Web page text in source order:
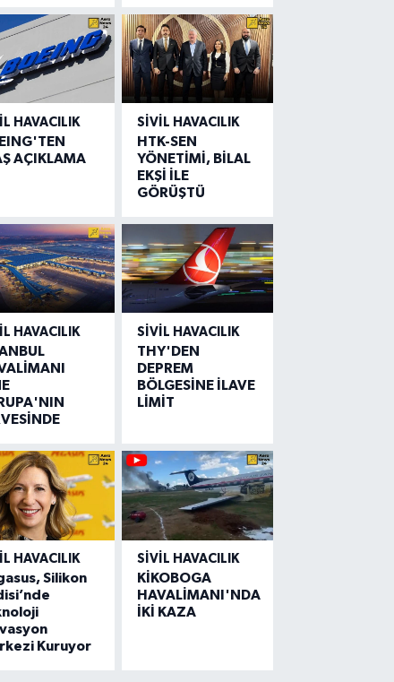
HAVACILIK
AÇIKLAMA
SIVIL HAVACILIK
HTK-SEN
YÖNETİMİ, BİLAL
EKŞİ İLE
GÖRÜŞTÜ
HAVACILIK SIVIL HAVACILIK
THY'DEN
DEPREM
BÖLGESİNE İLAVE
LİMİT
HAVACILIK
Silikon
Kuruyor
SIVIL HAVACILIK
KİKOBOGA
HAVALİMANI'NDA
İKİ KAZA